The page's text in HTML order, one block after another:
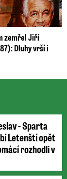
zemřel Jiří
Dluhy vrší i
- Sparta
Letenští opět
rozhodli v